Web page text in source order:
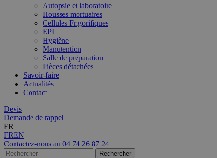
Autopsie et laboratoire
Housses mortuaires
Cellules Frigorifiques
EPI
Hygiène
Manutention
Salle de préparation
Pièces détachées
Savoir-faire
Actualités
Contact
Devis
Demande de rappel
FR
FREN
Contactez-nous au 04 74 26 87 24